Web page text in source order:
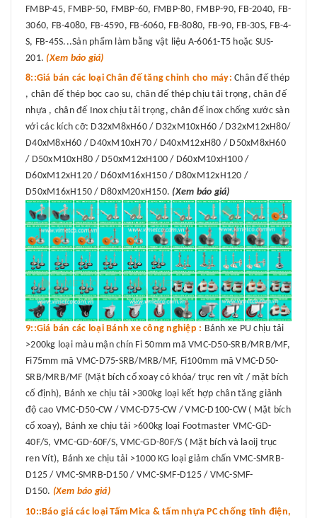
FMBP-45, FMBP-50, FMBP-60, FMBP-80, FMBP-90, FB-2040, FB-
3060, FB-4080, FB-4590, FB-6060, FB-8080, FB-90, FB-30S, FB-4-
S, FB-45S...Sản phẩm làm bằng vật liệu A-6061-T5 hoặc SUS-
201. (Xem báo giá)
8::Giá bán các loại Chân đế tăng chỉnh cho máy: Chân đế thép
, chân đế thép bọc cao su, chân đế thép chịu tải trọng, chân đế
nhựa , chân đế Inox chịu tải trọng, chân đế inox chống xước sàn
với các kích cỡ: D32xM8xH60 / D32xM10xH60 / D32xM12xH80/
D40xM8xH60 / D40xM10xH70 / D40xM12xH80 / D50xM8xH60
/ D50xM10xH80 / D50xM12xH100 / D60xM10xH100 /
D60xM12xH120 / D60xM16xH150 / D80xM12xH120 /
D50xM16xH150 / D80xM20xH150. (Xem báo giá)
9::Giá bán các loại Bánh xe công nghiệp : Bánh xe PU chịu tải
>200kg loại màu mận chín Fi 50mm mã VMC-D50-SRB/MRB/MF,
Fi75mm mã VMC-D75-SRB/MRB/MF, Fi100mm mã VMC-D50-
SRB/MRB/MF (Mặt bích cổ xoay có khóa/ trục ren vít / mặt bích
cố định), Bánh xe chịu tải >300kg loại kết hợp chân tăng giảnh
độ cao VMC-D50-CW / VMC-D75-CW / VMC-D100-CW ( Mặt bích
cổ xoay), Bánh xe chịu tải >600kg loại Footmaster VMC-GD-
40F/S, VMC-GD-60F/S, VMC-GD-80F/S ( Mặt bích và laoij trục
ren Vít), Bánh xe chịu tải >1000 KG loại giảm chấn VMC-SMRB-
D125 / VMC-SMRB-D150 / VMC-SMF-D125 / VMC-SMF-
D150. (Xem báo giá)
10::Báo giá các loại Tấm Mica & tấm nhựa PC chống tĩnh điện,